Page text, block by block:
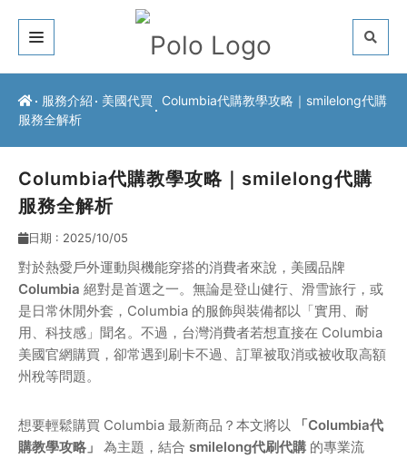
關於我們
服務介紹
常見問題
最新公告
聯絡方式
服務介紹 美國代買
Columbia代購教學攻略｜smilelong代購
服務全解析
Columbia代購教學攻略｜smilelong代購
服務全解析
日期 : 2025/10/05
對於熱愛戶外運動與機能穿搭的消費者來說，美國品牌
Columbia 絕對是首選之一。無論是登山健行、滑雪旅行，或
是日常休閒外套，Columbia 的服飾與裝備都以「實用、耐
用、科技感」聞名。不過，台灣消費者若想直接在 Columbia
美國官網購買，卻常遇到刷卡不過、訂單被取消或被收取高額
州稅等問題。
想要輕鬆購買 Columbia 最新商品？本文將以
「Columbia代
購教學攻略」
為主題，結合 smilelong代刷代購 的專業流